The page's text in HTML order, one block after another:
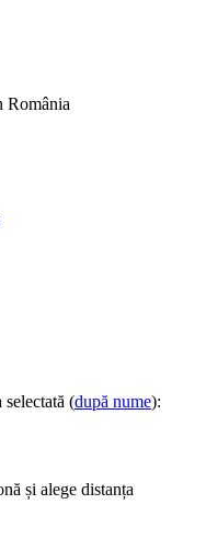
(după nume):
și alege distanța